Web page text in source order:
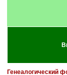
Генеалогический